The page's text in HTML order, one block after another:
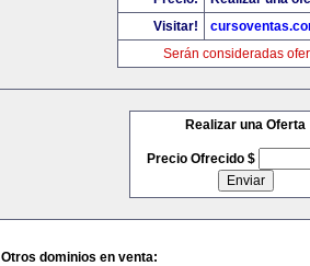
Visitar!
Serán consideradas
Realizar una Oferta
Precio Ofrecido $
Otros dominios en venta: